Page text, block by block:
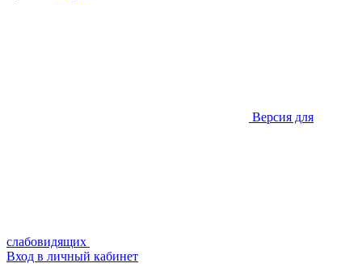
Версия для
слабовидящих
Вход в личный кабинет